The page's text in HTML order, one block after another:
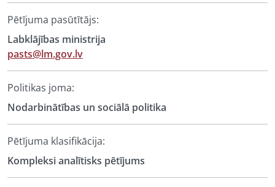
Pētījuma pasūtītājs:
Labklājības ministrija
pasts@lm.gov.lv
Politikas joma:
Nodarbinātības un sociālā politika
Pētījuma klasifikācija:
Kompleksi analītisks pētījums